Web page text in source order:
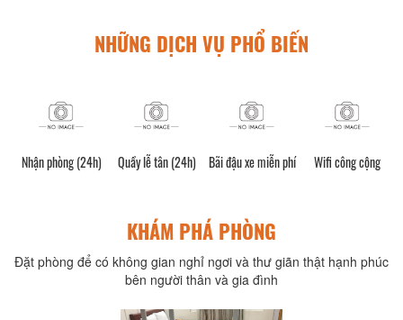
NHỮNG DỊCH VỤ PHỔ BIẾN
Nhận phòng (24h) Quầy lễ tân (24h) Bãi đậu xe miễn phí Wifi công cộng
KHÁM PHÁ PHÒNG
Đặt phòng để có không gian nghỉ ngơi và thư giãn thật hạnh phúc
bên người thân và gia đình